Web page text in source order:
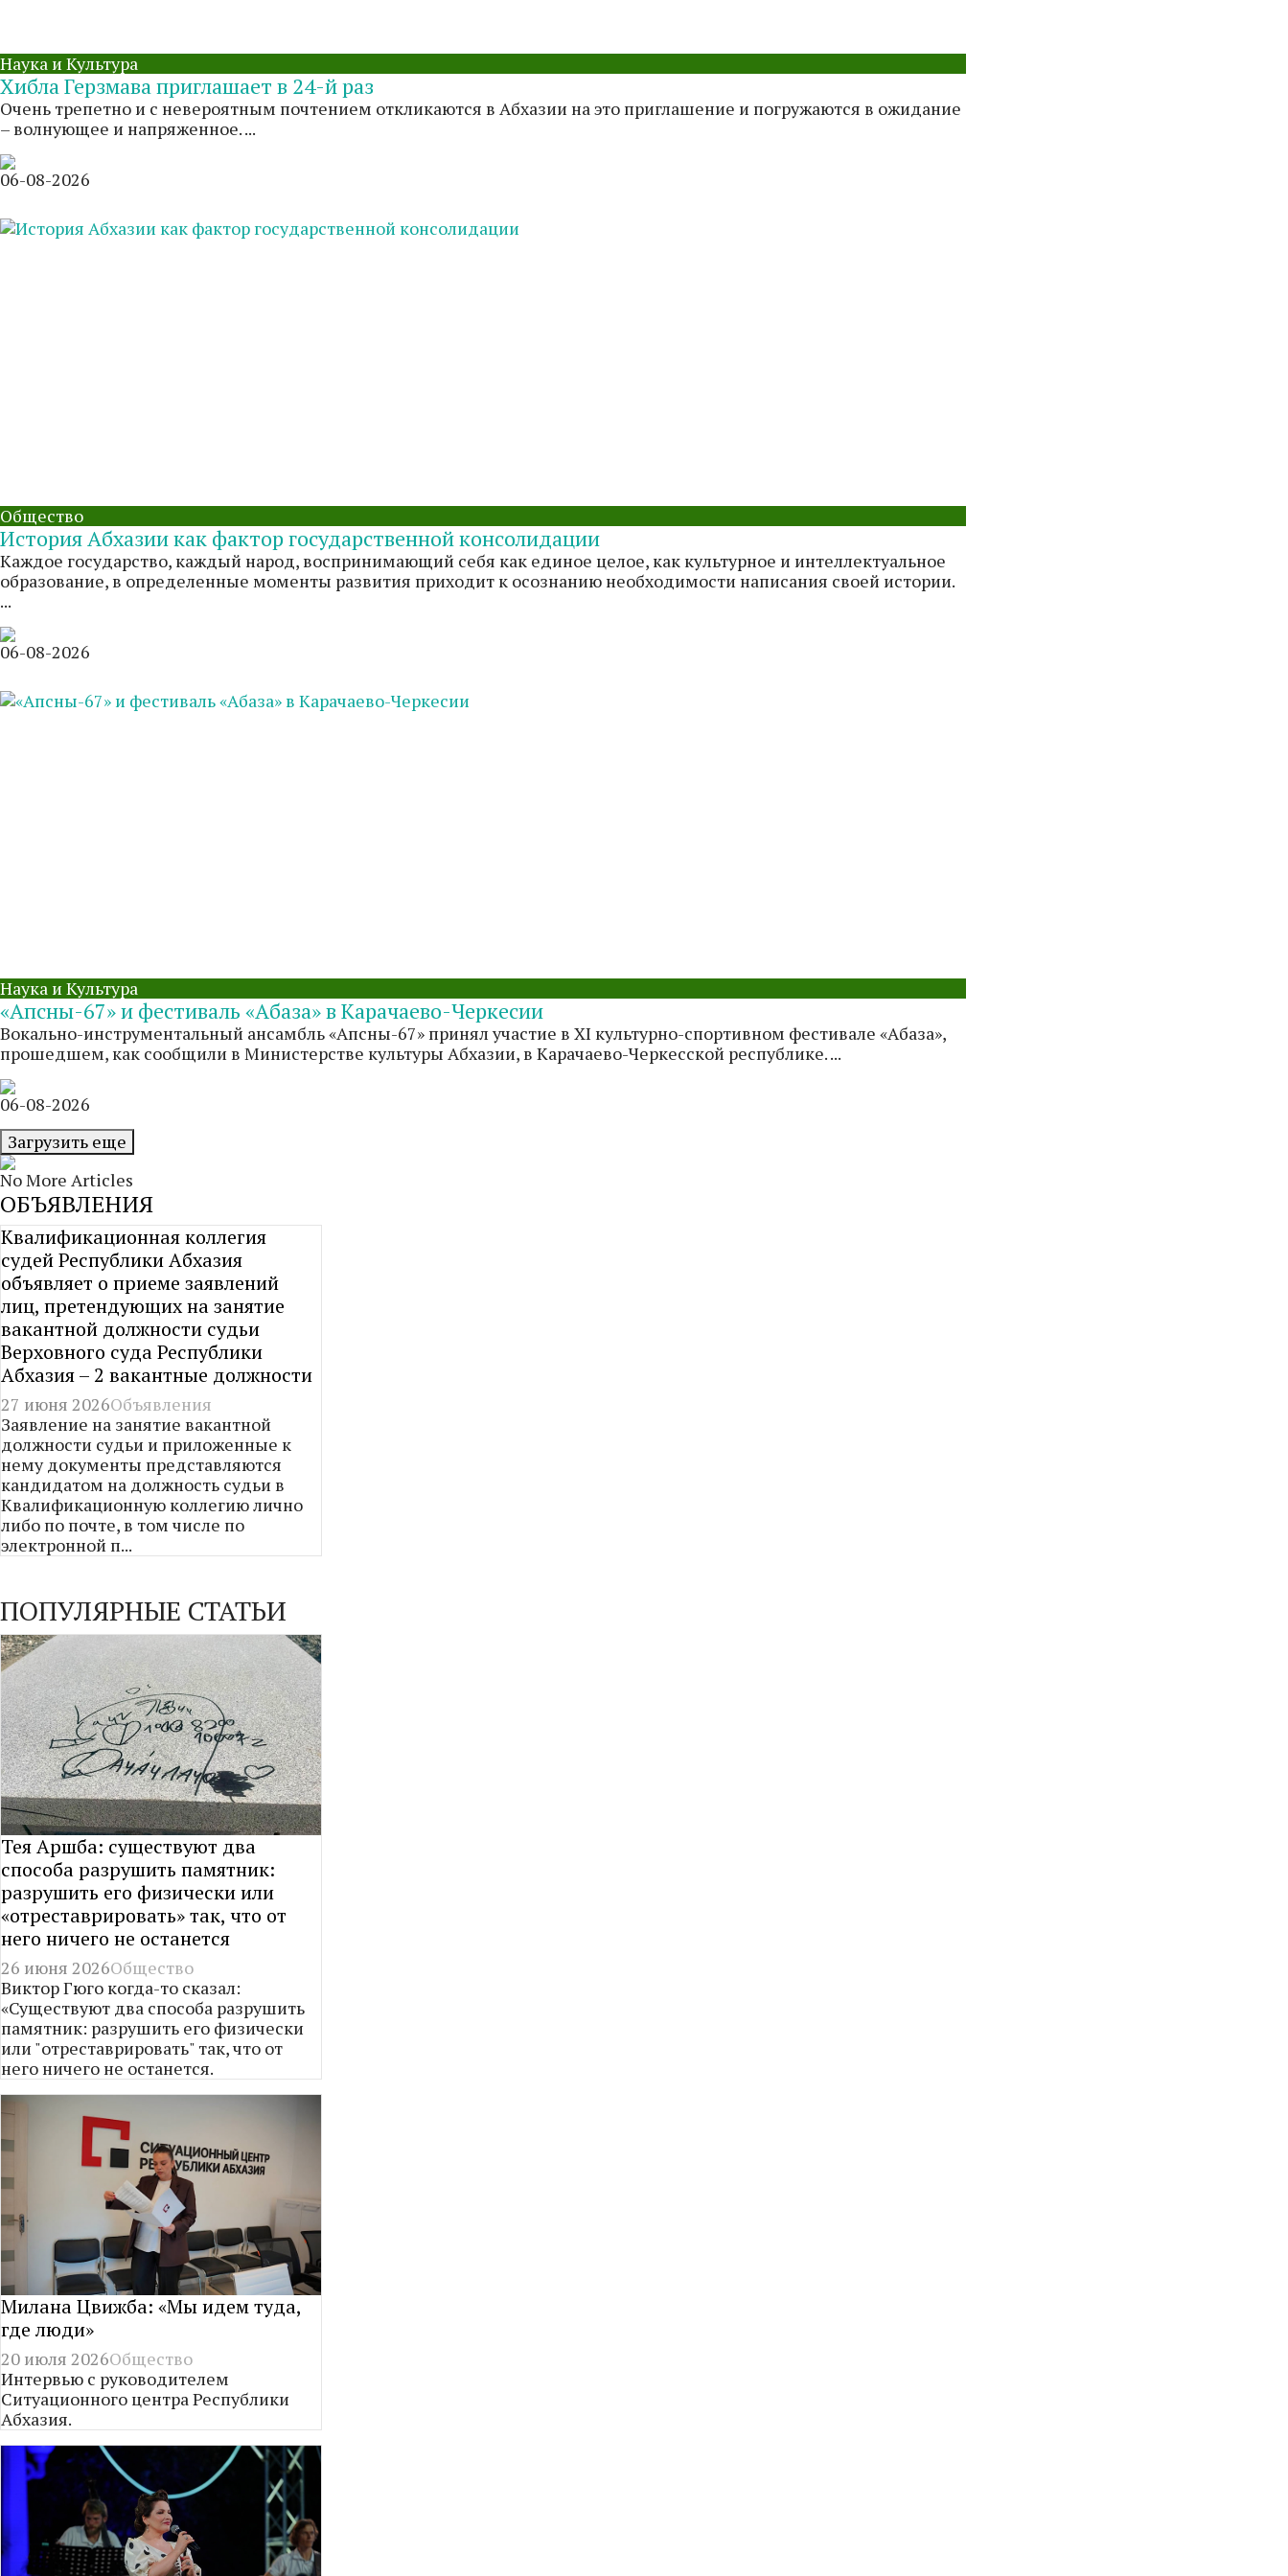
Наука и Культура
Хибла Герзмава приглашает в 24-й раз
Очень трепетно и с невероятным почтением откликаются в Абхазии на это приглашение и погружаются в ожидание
– волнующее и напряженное. ...
06-08-2026
Общество
История Абхазии как фактор государственной консолидации
Каждое государство, каждый народ, воспринимающий себя как единое целое, как культурное и интеллектуальное
образование, в определенные моменты развития приходит к осознанию необходимости написания своей истории.
...
06-08-2026
Наука и Культура
«Апсны-67» и фестиваль «Абаза» в Карачаево-Черкесии
Вокально-инструментальный ансамбль «Апсны-67» принял участие в XI культурно-спортивном фестивале «Абаза»,
прошедшем, как сообщили в Министерстве культуры Абхазии, в Карачаево-Черкесской республике. ...
06-08-2026
Загрузить еще
No More Articles
ОБЪЯВЛЕНИЯ
Квалификационная коллегия
судей Республики Абхазия
объявляет о приеме заявлений
лиц, претендующих на занятие
вакантной должности судьи
Верховного суда Республики
Абхазия – 2 вакантные должности
27 июня 2026Объявления
Заявление на занятие вакантной
должности судьи и приложенные к
нему документы представляются
кандидатом на должность судьи в
Квалификационную коллегию лично
либо по почте, в том числе по
электронной п...
ПОПУЛЯРНЫЕ СТАТЬИ
Тея Аршба: существуют два
способа разрушить памятник:
разрушить его физически или
«отреставрировать» так, что от
него ничего не останется
26 июня 2026Общество
Виктор Гюго когда-то сказал:
«Существуют два способа разрушить
памятник: разрушить его физически
или "отреставрировать" так, что от
него ничего не останется.
Милана Цвижба: «Мы идем туда,
где люди»
20 июля 2026Общество
Интервью с руководителем
Ситуационного центра Республики
Абхазия.